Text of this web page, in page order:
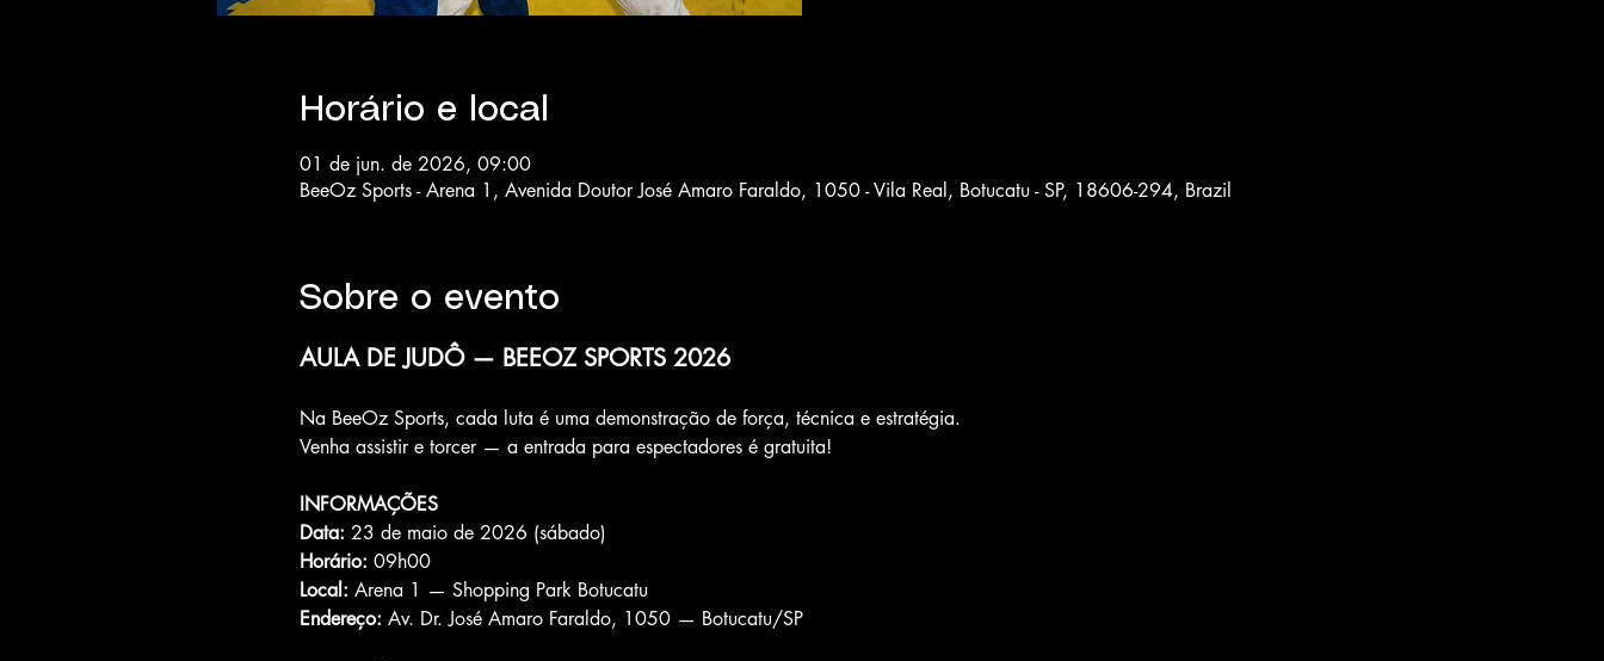
Horário e local
01 de jun. de 2026, 09:00
BeeOz Sports - Arena 1, Avenida Doutor José Amaro Faraldo, 1050 - Vila Real, Botucatu - SP, 18606-294, Brazil
Sobre o evento
AULA DE JUDÔ — BEEOZ SPORTS 2026
Na BeeOz Sports, cada luta é uma demonstração de força, técnica e estratégia.
Venha assistir e torcer — a entrada para espectadores é gratuita!
INFORMAÇÕES
Data: 23 de maio de 2026 (sábado)
Horário: 09h00
Local: Arena 1 — Shopping Park Botucatu
Endereço: Av. Dr. José Amaro Faraldo, 1050 — Botucatu/SP